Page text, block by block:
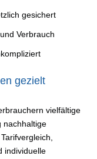
gesichert
Verbrauch
gezielt
vielfältige
nachhaltige
individuelle